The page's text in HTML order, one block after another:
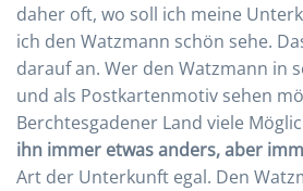
daher oft, wo soll ich meine
ich den Watzmann schön sehe.
darauf an. Wer den Watzmann in
und als Postkartenmotiv sehen
Berchtesgadener Land viele
ihn immer etwas anders, aber
Art der Unterkunft egal. Den